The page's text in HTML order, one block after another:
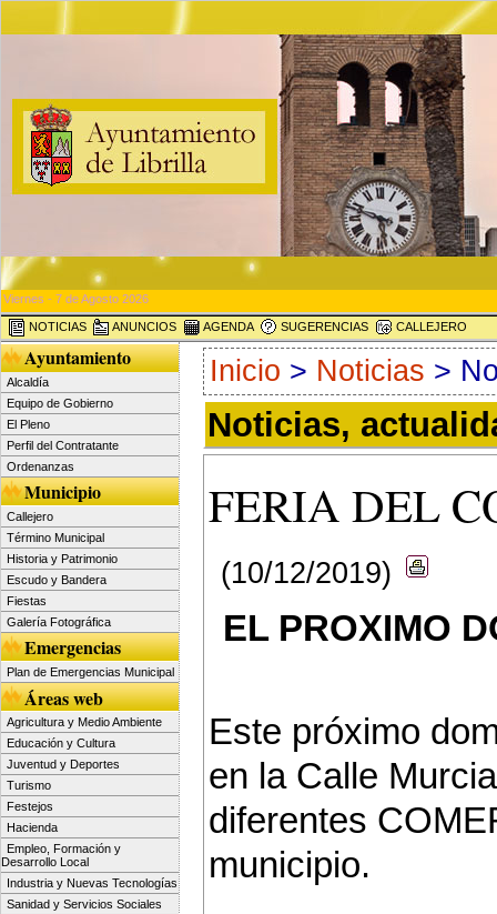
Viernes - 7 de Agosto 2026
NOTICIAS ANUNCIOS AGENDA SUGERENCIAS CALLEJERO
Ayuntamiento
Alcaldía
Equipo de Gobierno
El Pleno
Perfil del Contratante
Ordenanzas
Municipio
Callejero
Término Municipal
Historia y Patrimonio
Escudo y Bandera
Fiestas
Galería Fotográfica
Emergencias
Plan de Emergencias Municipal
Áreas web
Agricultura y Medio Ambiente
Educación y Cultura
Juventud y Deportes
Turismo
Festejos
Hacienda
Empleo, Formación y
Desarrollo Local
Industria y Nuevas Tecnologías
Sanidad y Servicios Sociales
Inicio > Noticias >
Noticias,
FERIA DEL
(10/12/2019)
EL PROXIMO
Este próximo
en la Calle
diferentes
municipio.